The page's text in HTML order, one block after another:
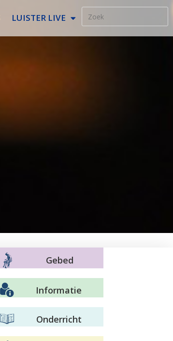
LUISTER LIVE
Gebed
Informatie
Onderricht